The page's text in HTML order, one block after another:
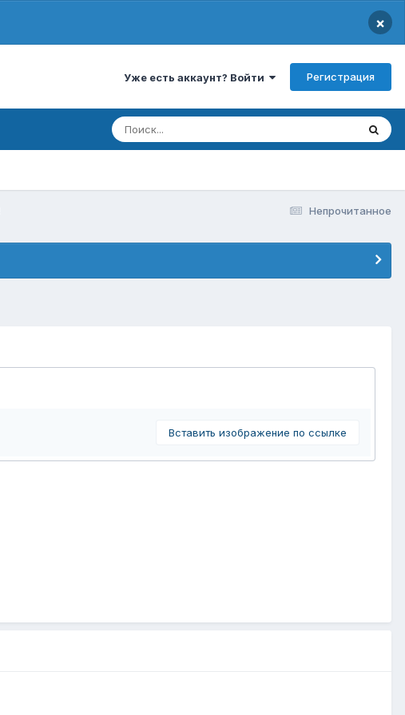
×
Уже есть аккаунт? Войти Регистрация
Непрочитанное
Вставить изображение по ссылке